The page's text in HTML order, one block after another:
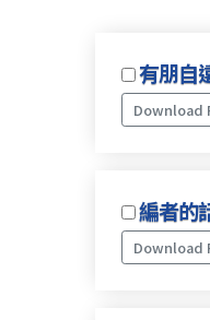
有朋自
Download
編者的
Download